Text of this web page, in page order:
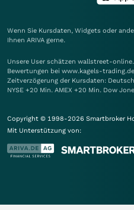
Wenn Sie Kursdaten, Widgets oder
Ihnen ARIVA gerne.
Unsere User schätzen wallstreet-
Bewertungen bei www.kagels-trading.de
Zeitverzögerung der Kursdaten:
NYSE +20 Min. AMEX +20 Min. Dow
Copyright © 1998-2026 Smartbroker
Mit Unterstützung von: